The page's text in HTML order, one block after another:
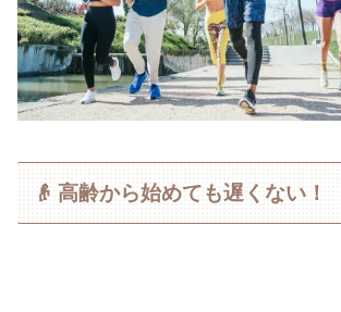
👴 高齢から始めても遅くない！